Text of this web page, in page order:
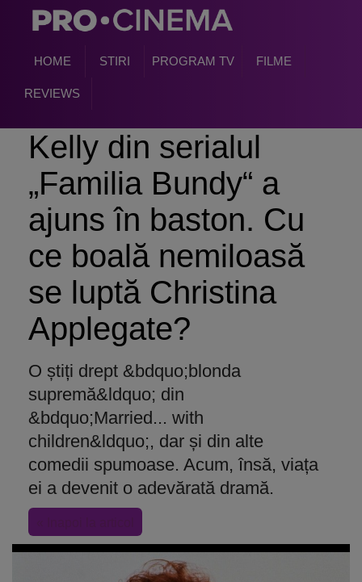
HOME STIRI PROGRAM TV FILME
REVIEWS
Kelly din serialul
„Familia Bundy“ a
ajuns în baston. Cu
ce boală nemiloasă
se luptă Christina
Applegate?
O știți drept &bdquo;blonda
supremă&ldquo; din
&bdquo;Married... with
children&ldquo;, dar și din alte
comedii spumoase. Acum, însă, viața
ei a devenit o adevărată dramă.